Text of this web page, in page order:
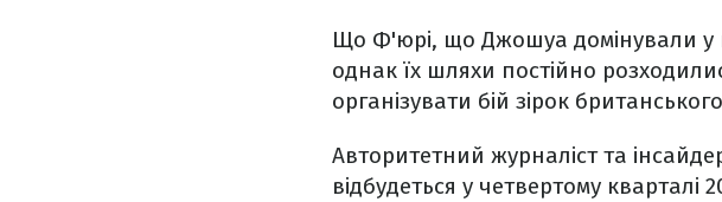
Що Ф'юрі, що Джошуа домінували у
однак їх шляхи постійно
організувати бій зірок
Авторитетний журналіст та
відбудеться у четвертому кварталі